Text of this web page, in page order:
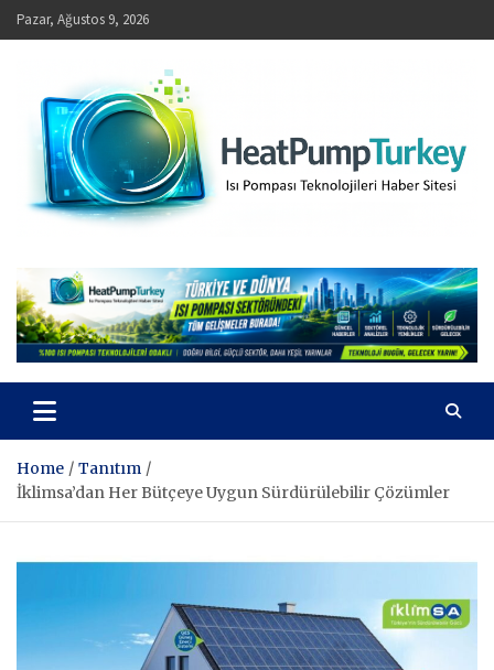
Skip
to
Pazar, Ağustos 9, 2026
Home
Tanıtım
İklimsa’dan Her Bütçeye Uygun Sürdürülebilir Çözümler